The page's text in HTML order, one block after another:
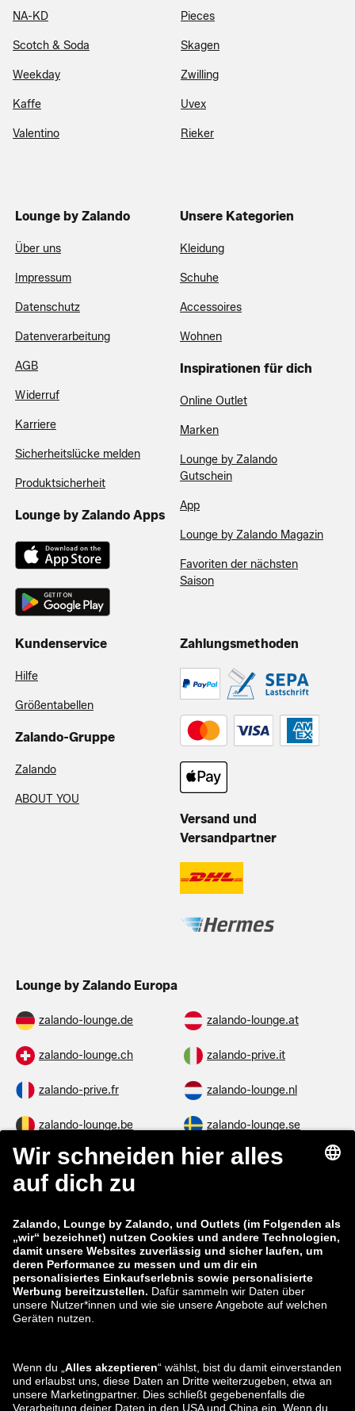
NA-KD Pieces
Scotch & Soda Skagen
Weekday Zwilling
Kaffe Uvex
Valentino Rieker
Lounge by Zalando
Über uns
Impressum
Datenschutz
Datenverarbeitung
AGB
Widerruf
Karriere
Sicherheitslücke melden
Produktsicherheit
Lounge by Zalando Apps
Unsere Kategorien
Kleidung
Schuhe
Accessoires
Wohnen
Inspirationen für dich
Online Outlet
Marken
Lounge by Zalando
Gutschein
App
Lounge by Zalando Magazin
Favoriten der nächsten
Saison
Kundenservice
Hilfe
Größentabellen
Zalando-Gruppe
Zalando
ABOUT YOU
Zahlungsmethoden
Versand und
Versandpartner
Lounge by Zalando Europa
zalando-lounge.de zalando-lounge.at
zalando-lounge.ch zalando-prive.it
zalando-prive.fr zalando-lounge.nl
zalando-lounge.be zalando-lounge.se
zalando-lounge.fi zalando-lounge.dk
zalando-lounge.co.uk
zalando-prive.es zalando-lounge.cz
zalando-lounge.lt zalando-lounge.sk
zalando-lounge.ro zalando-lounge.hr
zalando-lounge.lu zalando-lounge.ee
zalando-lounge.lv zalando-lounge.no